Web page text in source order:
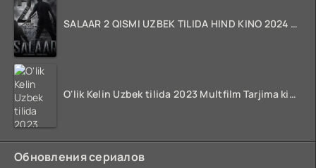
SALAAR 2 QISMI UZBEK TILIDA HIND KINO 2024 TARJIMA 720p HD Skachat
O'lik Kelin Uzbek tilida 2023 Multfilm Tarjima kino skachat
Обновления сериалов